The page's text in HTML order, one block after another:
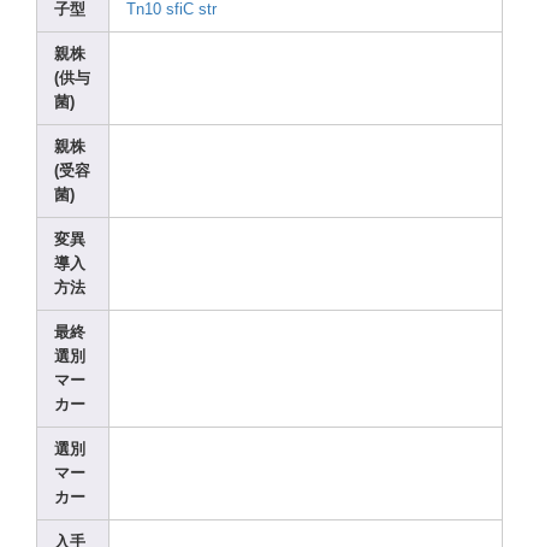
子型
Tn10 sfiC str
親株
(供与
菌)
親株
(受容
菌)
変異
導入
方法
最終
選別
マー
カー
選別
マー
カー
入手